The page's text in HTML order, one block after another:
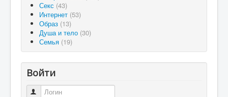
Секс (43)
Интернет (53)
Образ (13)
Душа и тело (30)
Семья (19)
Войти
Логин